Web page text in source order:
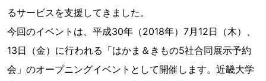
るサービスを支援してきました。
今回のイベントは、平成30年（2018年）7月12日（木）、
13日（金）に行われる「はかま＆きもの5社合同展示予約
会」のオープニングイベントとして開催します。近畿大学